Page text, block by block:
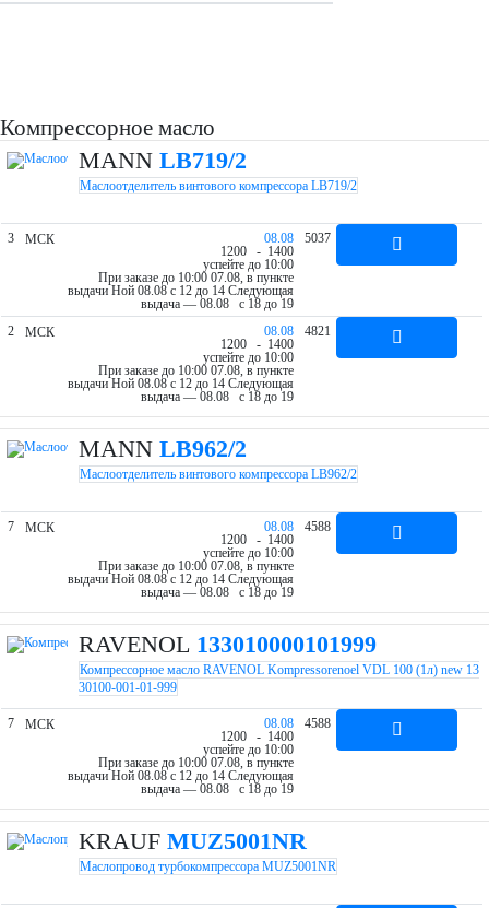
Компрессорное масло
MANN LB719/2
Маслоотделитель винтового компрессора LB719/2
3 МСК
08.08
1200 - 1400
успейте до 10:00
При заказе до 10:00 07.08, в пункте
выдачи Ной 08.08 c 12 до 14 Следующая
выдача — 08.08 c 18 до 19
5037
2 МСК
08.08
1200 - 1400
успейте до 10:00
При заказе до 10:00 07.08, в пункте
выдачи Ной 08.08 c 12 до 14 Следующая
выдача — 08.08 c 18 до 19
4821
MANN LB962/2
Маслоотделитель винтового компрессора LB962/2
7 МСК
08.08
1200 - 1400
успейте до 10:00
При заказе до 10:00 07.08, в пункте
выдачи Ной 08.08 c 12 до 14 Следующая
выдача — 08.08 c 18 до 19
4588
RAVENOL 133010000101999
Компрессорное масло RAVENOL Kompressorenoel VDL 100 (1л) new 13
30100-001-01-999
7 МСК
08.08
1200 - 1400
успейте до 10:00
При заказе до 10:00 07.08, в пункте
выдачи Ной 08.08 c 12 до 14 Следующая
выдача — 08.08 c 18 до 19
4588
KRAUF MUZ5001NR
Маслопровод турбокомпрессора MUZ5001NR